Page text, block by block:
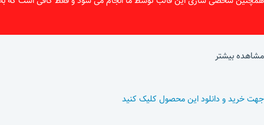
مشاهده بیشتر
جهت خرید و دانلود این محصول کلیک کنید